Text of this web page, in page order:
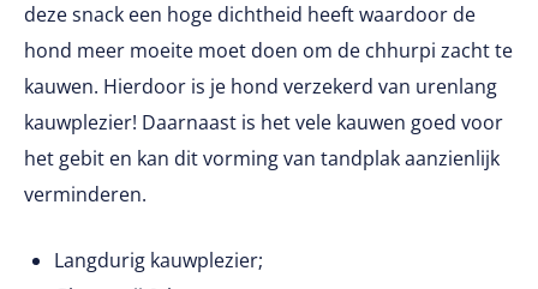
deze snack een hoge dichtheid heeft waardoor de
hond meer moeite moet doen om de chhurpi zacht te
kauwen. Hierdoor is je hond verzekerd van urenlang
kauwplezier! Daarnaast is het vele kauwen goed voor
het gebit en kan dit vorming van tandplak aanzienlijk
verminderen.
Langdurig kauwplezier;